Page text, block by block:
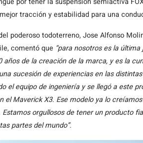
tracción y estabilidad para una
poderoso todoterreno, Jose Alfonso
comentó que “para nosotros es la
años de la creación de la marca, y es la
sucesión de experiencias en las
el equipo de ingeniería y se llegó a este
el Maverick X3. Ese modelo ya lo
orgullosos de tener un producto
partes del mundo”.